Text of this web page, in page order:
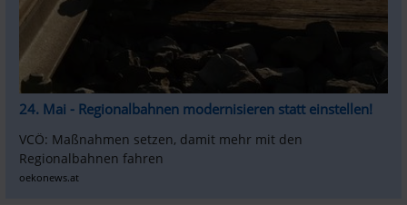
24. Mai - Regionalbahnen modernisieren statt einstellen!
VCÖ: Maßnahmen setzen, damit mehr mit den
Regionalbahnen fahren
oekonews.at